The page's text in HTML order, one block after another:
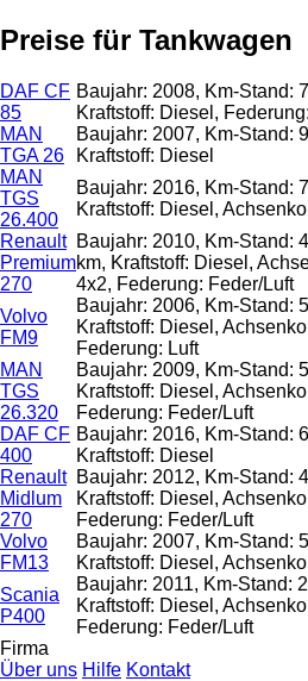
Preise für Tankwagen
DAF CF
85
Baujahr: 2008, Km-Stand:
Kraftstoff: Diesel,
MAN
TGA 26
Baujahr: 2007, Km-Stand:
Kraftstoff: Diesel
MAN
TGS
26.400
Baujahr: 2016, Km-Stand:
Kraftstoff: Diesel,
Renault
Premium
270
Baujahr: 2010, Km-Stand:
km, Kraftstoff: Diesel,
4x2, Federung: Feder/Luft
Volvo
FM9
Baujahr: 2006, Km-Stand:
Kraftstoff: Diesel,
Federung: Luft
MAN
TGS
26.320
Baujahr: 2009, Km-Stand:
Kraftstoff: Diesel,
Federung: Feder/Luft
DAF CF
400
Baujahr: 2016, Km-Stand:
Kraftstoff: Diesel
Renault
Midlum
270
Baujahr: 2012, Km-Stand:
Kraftstoff: Diesel,
Federung: Feder/Luft
Volvo
FM13
Baujahr: 2007, Km-Stand:
Kraftstoff: Diesel,
Scania
P400
Baujahr: 2011, Km-Stand:
Kraftstoff: Diesel,
Federung: Feder/Luft
Firma
Über uns Hilfe Kontakt